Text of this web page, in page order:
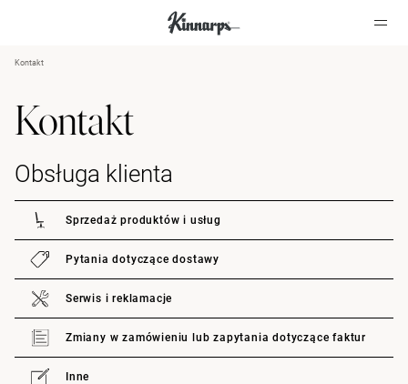
Kontakt
Kontakt
Obsługa klienta
Sprzedaż produktów i usług
Pytania dotyczące dostawy
Serwis i reklamacje
Zmiany w zamówieniu lub zapytania dotyczące faktur
Inne